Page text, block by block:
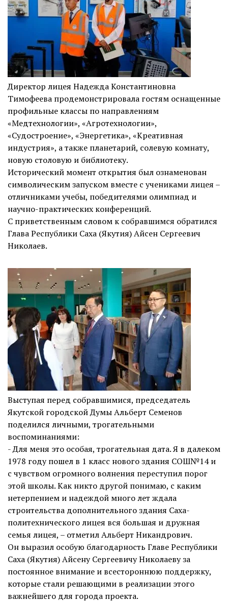
Директор лицея Надежда Константиновна
Тимофеева продемонстрировала гостям оснащенные
профильные классы по направлениям
«Медтехнологии», «Агротехнологии»,
«Судостроение», «Энергетика», «Креативная
индустрия», а также планетарий, солевую комнату,
новую столовую и библиотеку.
Исторический момент открытия был ознаменован
символическим запуском вместе с учениками лицея –
отличниками учебы, победителями олимпиад и
научно-практических конференций.
С приветственным словом к собравшимся обратился
Глава Республики Саха (Якутия) Айсен Сергеевич
Николаев.
Выступая перед собравшимися, председатель
Якутской городской Думы Альберт Семенов
поделился личными, трогательными
воспоминаниями:
- Для меня это особая, трогательная дата. Я в далеком
1978 году пошел в 1 класс нового здания СОШ№14 и
с чувством огромного волнения переступил порог
этой школы. Как никто другой понимаю, с каким
нетерпением и надеждой много лет ждала
строительства дополнительного здания Саха-
политехнического лицея вся большая и дружная
семья лицея, – отметил Альберт Никандрович.
Он выразил особую благодарность Главе Республики
Саха (Якутия) Айсену Сергеевичу Николаеву за
постоянное внимание и всестороннюю поддержку,
которые стали решающими в реализации этого
важнейшего для города проекта.